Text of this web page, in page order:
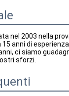
nel 2003 nella
15 anni di
ci siamo
sforzi.